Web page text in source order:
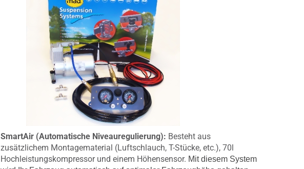
SmartAir (Automatische Niveauregulierung): Besteht aus
zusätzlichem Montagematerial (Luftschlauch, T-Stücke, etc.), 70l
Hochleistungskompressor und einem Höhensensor. Mit diesem System